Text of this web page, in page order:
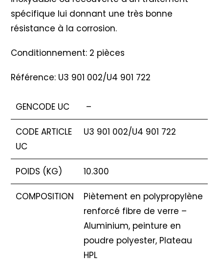
spécifique lui donnant une très bonne
résistance à la corrosion.
Conditionnement: 2 pièces
Référence: U3 901 002/U4 901 722
GENCODE UC –
CODE ARTICLE
UC
U3 901 002/U4 901 722
POIDS (KG) 10.300
COMPOSITION
Piètement en polypropylène
renforcé fibre de verre –
Aluminium, peinture en
poudre polyester, Plateau
HPL